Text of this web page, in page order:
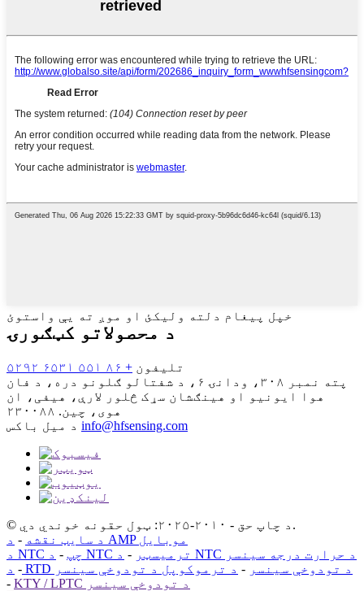
خپل پیغام دلته ولیکئ او موږ ته یې واستوئ
د محصولاتو کټګورۍ
تلیفون + ۸۶ ۵۵۱ ۶۵۳۱ ۵۲۹۲
پته
نمبر ۳۰۸، ودانۍ ۶، د شفتالو ګلونو دره، د فان
هوا ایونیو او هینګشان سړک څلور لارې، هیفی، ان
هوی، چین. ۲۳۰۰۸۸
د میل باکس info@hfsensing.com
© د چاپ حق - ۲۰۱۰-۲۰۲۵: ټول حقونه خوندي دي.
د سایټ نقشه -
د AMP موبایل
د NTC چپ - د NTC ترمیسټر -
د NTC د حرارت درجه سینسر
-
د RTD د تودوخې سینسر - د ترموکوپل د تودوخې سینسر
-
KTY / LPTC د تودوخې سینسر